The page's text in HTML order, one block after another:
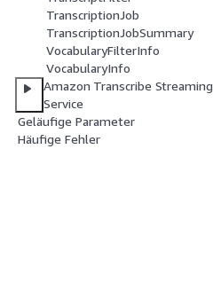
TranscriptionJob
TranscriptionJobSummary
VocabularyFilterInfo
VocabularyInfo
Amazon Transcribe Streaming
Service
Geläufige Parameter
Häufige Fehler